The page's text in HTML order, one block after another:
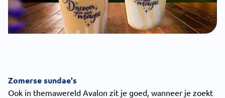
Zomerse sundae's
Ook in themawereld Avalon zit je goed, wanneer je zoekt